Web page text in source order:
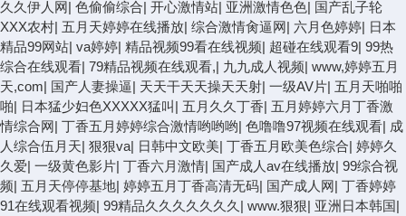
久久伊人网| 色偷偷综合| 开心激情站| 亚洲激情色色| 国产乱子轮
XXX农村| 五月天婷婷在线播放| 综合激情肏逼网| 六月色婷婷| 日本
精品99网站| va婷婷| 精品视频99看在线视频| 超碰在线观看9| 99热
综合在线观看| 79精品视频在线观看,| 九九成人视频| www,婷婷五月
天,com| 国产人妻操逼| 天天干天天操天天射| 一级AV片| 五月天啪啪
啪| 日本猛少妇色XXXXX猛叫 | 五月久久丁香| 五月婷婷六月丁香激
情综合网| 丁香五月婷婷综合激情哟哟哟| 色噜噜97视频在线观看| 成
人综合伍月天| 狠狠va| 日韩中文欧美| 丁香五月欧美色综合| 婷婷久
久爱| 一级黄色影片| 丁香六月激情| 国产成人av在线播放| 99综合视
频| 五月天停停基地| 婷婷五月丁香高清无码| 国产成人网| 丁香婷婷
91在线观看视频| 99精品久久久久久久久 | www.狠狠| 亚洲日本韩国|